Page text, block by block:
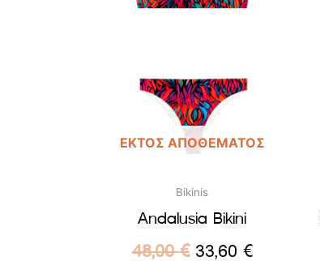
ΕΚΤΌΣ ΑΠΟΘΈΜΑΤΟΣ
Bikinis
Andalusia Bikini
48,00€ 33,60 €